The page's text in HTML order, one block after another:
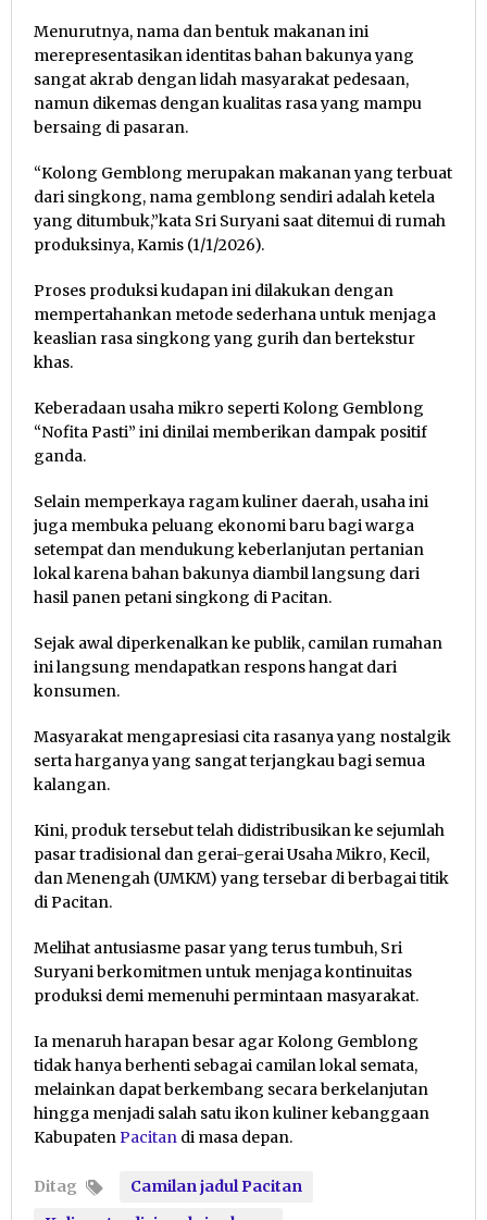
Menurutnya, nama dan bentuk makanan ini
merepresentasikan identitas bahan bakunya yang
sangat akrab dengan lidah masyarakat pedesaan,
namun dikemas dengan kualitas rasa yang mampu
bersaing di pasaran.
“Kolong Gemblong merupakan makanan yang terbuat
dari singkong, nama gemblong sendiri adalah ketela
yang ditumbuk,”kata Sri Suryani saat ditemui di rumah
produksinya, Kamis (1/1/2026).
Proses produksi kudapan ini dilakukan dengan
mempertahankan metode sederhana untuk menjaga
keaslian rasa singkong yang gurih dan bertekstur
khas.
Keberadaan usaha mikro seperti Kolong Gemblong
“Nofita Pasti” ini dinilai memberikan dampak positif
ganda.
Selain memperkaya ragam kuliner daerah, usaha ini
juga membuka peluang ekonomi baru bagi warga
setempat dan mendukung keberlanjutan pertanian
lokal karena bahan bakunya diambil langsung dari
hasil panen petani singkong di Pacitan.
Sejak awal diperkenalkan ke publik, camilan rumahan
ini langsung mendapatkan respons hangat dari
konsumen.
Masyarakat mengapresiasi cita rasanya yang nostalgik
serta harganya yang sangat terjangkau bagi semua
kalangan.
Kini, produk tersebut telah didistribusikan ke sejumlah
pasar tradisional dan gerai-gerai Usaha Mikro, Kecil,
dan Menengah (UMKM) yang tersebar di berbagai titik
di Pacitan.
Melihat antusiasme pasar yang terus tumbuh, Sri
Suryani berkomitmen untuk menjaga kontinuitas
produksi demi memenuhi permintaan masyarakat.
Ia menaruh harapan besar agar Kolong Gemblong
tidak hanya berhenti sebagai camilan lokal semata,
melainkan dapat berkembang secara berkelanjutan
hingga menjadi salah satu ikon kuliner kebanggaan
KabupatenPacitan di masa depan.
Ditag
Camilan jadul Pacitan